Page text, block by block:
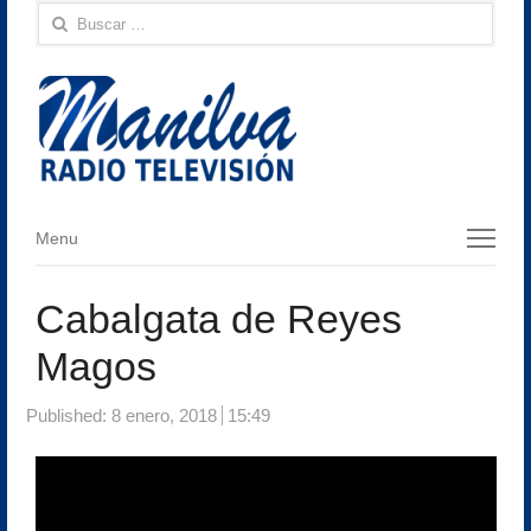
Buscar:
Menu
Menu
Cabalgata de Reyes
Magos
Published: 8 enero, 2018 15:49